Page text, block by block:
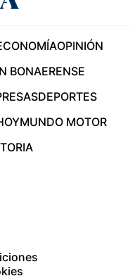
OPINIÓN
BONAERENSE
DEPORTES
MUNDO MOTOR